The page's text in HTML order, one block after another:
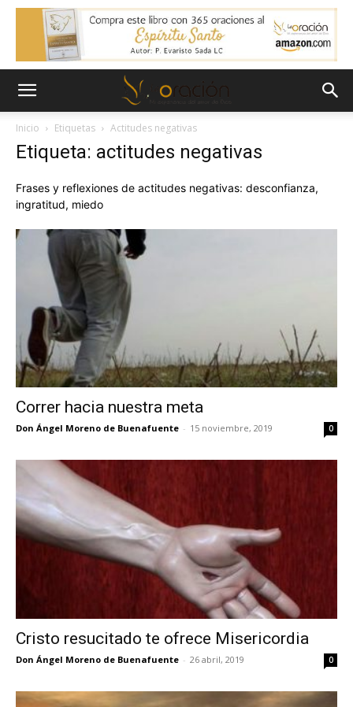
Inicio Etiquetas Actitudes negativas
Etiqueta: actitudes negativas
Frases y reflexiones de actitudes negativas: desconfianza,
ingratitud, miedo
Correr hacia nuestra meta
Don Ángel Moreno de Buenafuente - 15 noviembre, 2019 0
Cristo resucitado te ofrece Misericordia
Don Ángel Moreno de Buenafuente - 26 abril, 2019 0